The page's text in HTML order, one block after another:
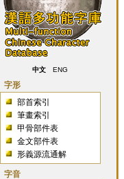
中文 ENG
字形
部首索引
筆畫索引
甲骨部件表
金文部件表
形義源流通解
字音